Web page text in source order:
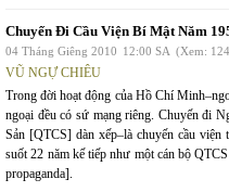
Chuyến Đi Cầu Viện Bí Mật Năm
04 Tháng Giêng 2010 12:00 SA (Xem:
VŨ NGỰ CHIÊU
Trong đời hoạt động của Hồ Chí
ngoại đều có sứ mạng riêng. Chuyến đi
Sản [QTCS] dàn xếp–là chuyến cầu
suốt 22 năm kế tiếp như một cán bộ
propaganda].